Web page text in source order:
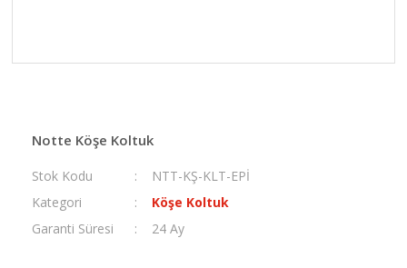
Notte Köşe Koltuk
Stok Kodu
NTT-KŞ-KLT-EPİ
Kategori
Köşe Koltuk
Garanti Süresi
24 Ay